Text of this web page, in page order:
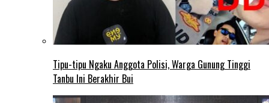
Tipu-tipu Ngaku Anggota Polisi, Warga Gunung Tinggi
Tanbu Ini Berakhir Bui